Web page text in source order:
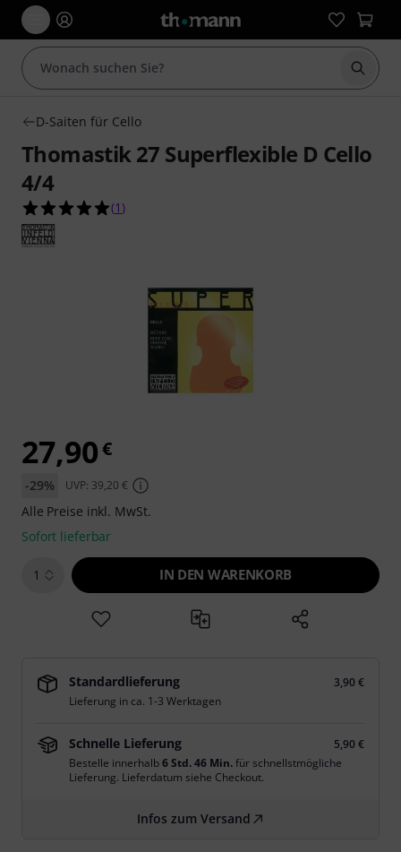
Suche
D-Saiten für Cello
Thomastik 27 Superflexible D Cello
4/4
5.0 von 5 Sternen aus 1 Kundenbewertungen
(1 )
27,90€
-29% UVP: 39,20 €
Alle Preise inkl. MwSt.
Sofort lieferbar
1 IN DEN WARENKORB
Standardlieferung
3,90 €
Lieferung in ca. 1-3 Werktagen
Schnelle Lieferung
5,90 €
Bestelle innerhalb6 Std. 46 Min.für schnellstmögliche
Lieferung. Lieferdatum siehe Checkout.
Infos zum Versand